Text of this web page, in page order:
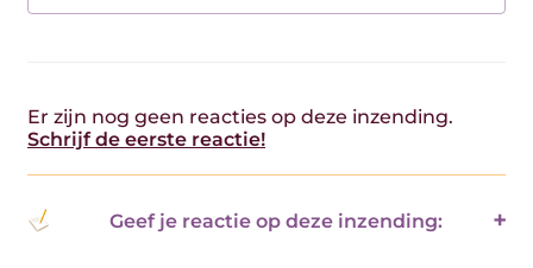
Er zijn nog geen reacties op deze inzending.
Schrijf de eerste reactie!
Geef je reactie op deze inzending: